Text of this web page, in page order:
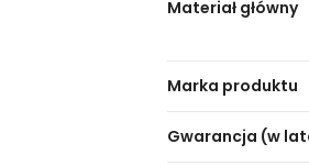
Materiał główny
Marka produktu
Gwarancja (w